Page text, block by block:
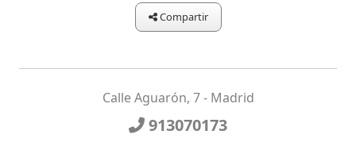
Compartir
Calle Aguarón, 7 - Madrid
913070173